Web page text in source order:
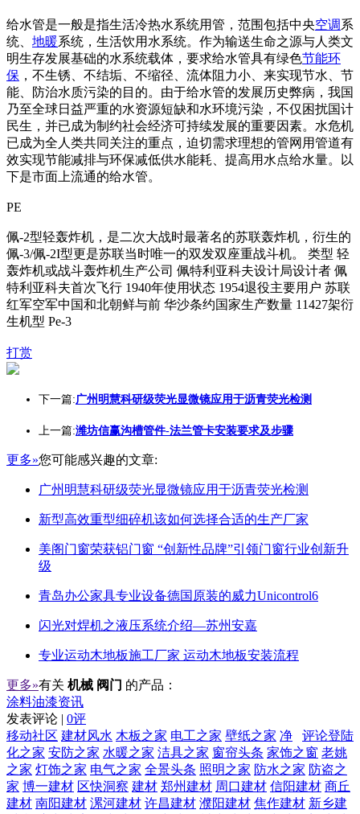
给水管是一般是指生活冷热水系统用管，范围包括中央空调系
统、 地暖系统，生活饮用水系统。作为输送生命之源与人类文
明生存发展基础的水系统载体，要求给水管具有绿色节能环
保 ，不生锈、不结垢、不缩径、流体阻力小、来实现节水、节
能、防治水质污染的目的。由于给水管的发展历史弊病，我国
乃至全球日益严重的水资源短缺和水环境污染，不仅困扰国计
民生，并已成为制约社会经济可持续发展的重要因素。水危机
已成为全人类共同关注的重点，迫切需求理想的管网用管道有
效实现节能减排与环保减低供水能耗、提高用水点给水量。以
下是市面上流通的给水管。
PE
佩-2型轻轰炸机，是二次大战时最著名的苏联轰炸机，衍生的
佩-3/佩-2I型更是苏联当时唯一的双发双座重战斗机。 类型 轻
轰炸机或战斗轰炸机生产公司 佩特利亚科夫设计局设计者 佩
特利亚科夫首次飞行 1940年使用状态 1954退役主要用户 苏联
红军空军中国和北朝鲜与前 华沙条约国家生产数量 11427架衍
生机型 Pe-3
打赏
下一篇:广州明慧科研级荧光显微镜应用于沥青荧光检测
上一篇:潍坊信赢沟槽管件-法兰管卡安装要求及步骤
更多»您可能感兴趣的文章:
广州明慧科研级荧光显微镜应用于沥青荧光检测
新型高效重型细碎机该如何选择合适的生产厂家
美阁门窗荣获铝门窗 “创新性品牌”引领门窗行业创新升
级
青岛办公家具专业设备德国原装的威力Unicontrol6
闪光对焊机之液压系统介绍—苏州安嘉
专业运动木地板施工厂家 运动木地板安装流程
更多»有关 机械 阀门 的产品：
涂料油漆资讯
发表评论 | 0评
评论登陆
移动社区 建材风水 木板之家 电工之家 壁纸之家 净
化之家 安防之家 水暖之家 洁具之家 窗帘头条 家饰之窗 老姚
之家 灯饰之家 电气之家 全景头条 照明之家 防水之家 防盗之
家 博一建材 区快洞察 建材 郑州建材 周口建材 信阳建材 商丘
建材 南阳建材 漯河建材 许昌建材 濮阳建材 焦作建材 新乡建